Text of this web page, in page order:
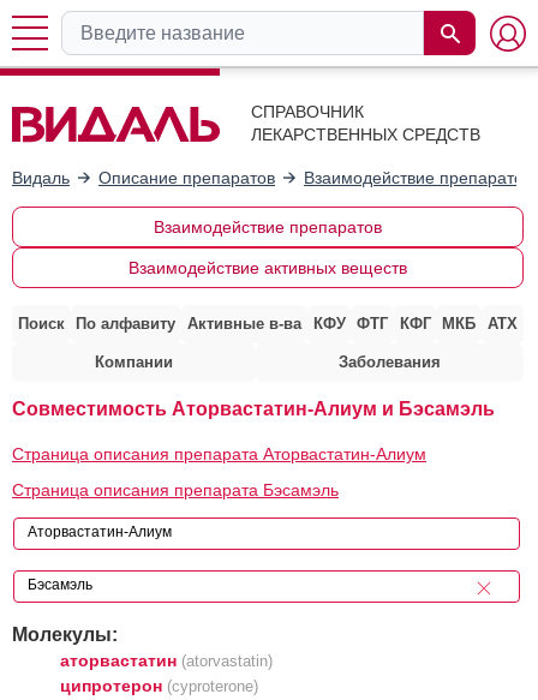
СПРАВОЧНИК
ЛЕКАРСТВЕННЫХ СРЕДСТВ
Видаль Описание препаратов Взаимодействие препаратов
Взаимодействие препаратов
Взаимодействие активных веществ
Поиск По алфавиту Активные в-ва КФУ ФТГ КФГ МКБ АТХ
Компании Заболевания
Совместимость Аторвастатин-Алиум и Бэсамэль
Страница описания препарата Аторвастатин-Алиум
Страница описания препарата Бэсамэль
Молекулы:
аторвастатин (atorvastatin)
ципротерон (cyproterone)